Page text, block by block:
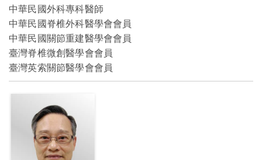
中華民國外科專科醫師
中華民國脊椎外科醫學會會員
中華民國關節重建醫學會會員
臺灣脊椎微創醫學會會員
臺灣英索關節醫學會會員